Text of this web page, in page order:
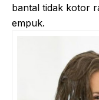
bantal tidak kotor
empuk.